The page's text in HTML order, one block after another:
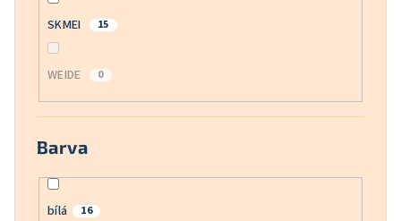
SKMEI 15
WEIDE 0
Barva
bílá 16